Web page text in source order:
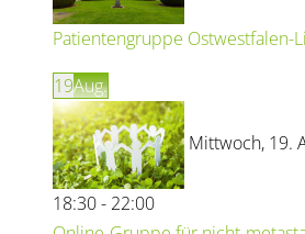
Patientengruppe Ostwestfalen-
19Aug.
Mittwoch, 19.
18:30 - 22:00